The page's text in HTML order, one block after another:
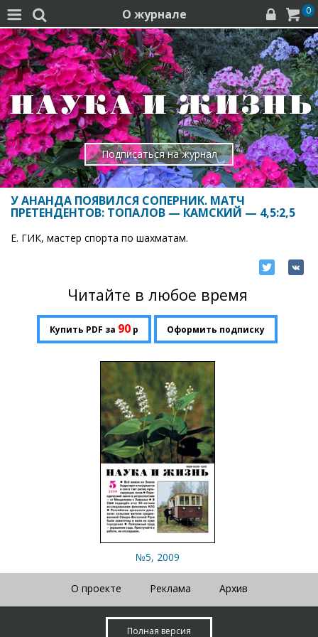
  О журнале   0
Подписаться на журнал
У АНАНДА ПОЯВИЛСЯ СОПЕРНИК. МАТЧ
ПРЕТЕНДЕНТОВ: ТОПАЛОВ — КАМСКИЙ — 4,5:2,5
Е. ГИК, мастер спорта по шахматам.
Читайте в любое время
Купить PDF за 90 р Оформить подписку
№5, 2009
О проекте Реклама Архив
Полная версия